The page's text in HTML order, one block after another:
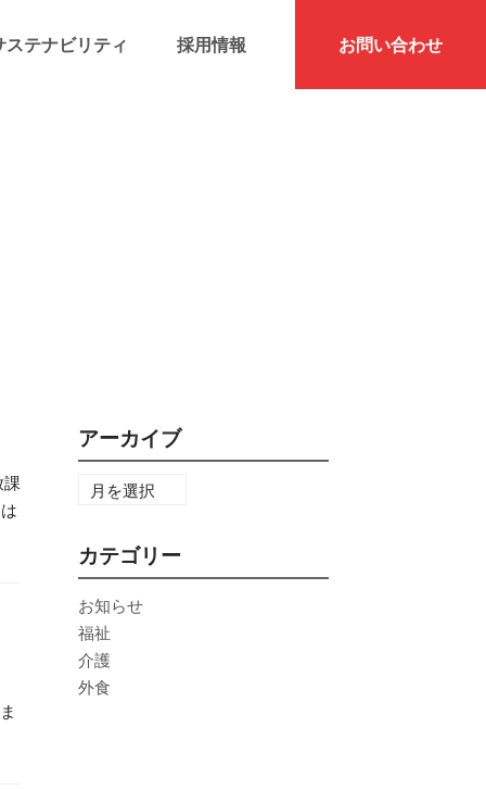
ステナビリティ 採用情報 お問い合わせ
アーカイブ
カテゴリー
お知らせ
福祉
介護
外食